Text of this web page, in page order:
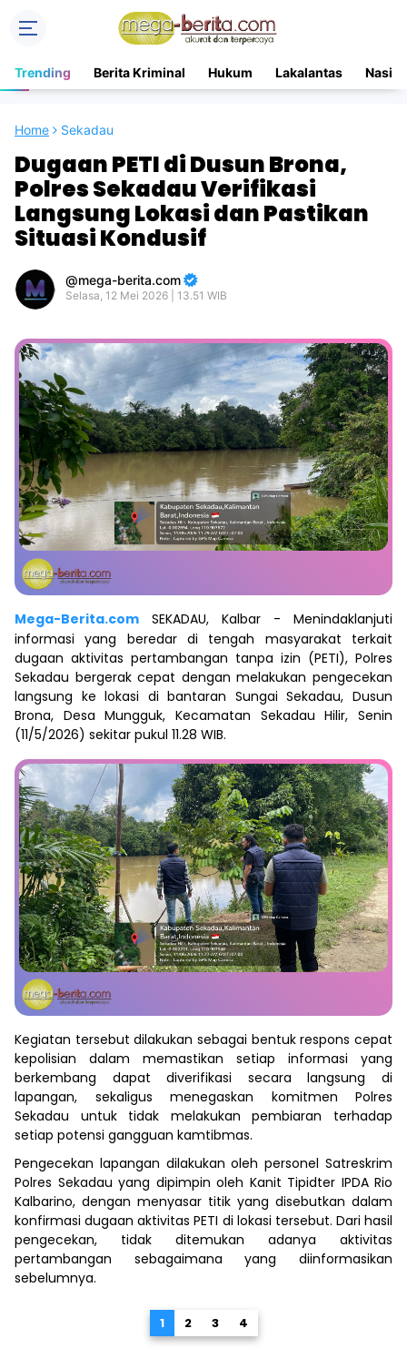
Trending Berita Kriminal Hukum Lakalantas
Home Sekadau
Dugaan PETI di Dusun Brona,
Polres Sekadau Verifikasi
Langsung Lokasi dan Pastikan
Situasi Kondusif
mega-berita.com
Selasa, 12 Mei 2026 | 13.51 WIB
Mega-Berita.com SEKADAU, Kalbar - Menindaklanjuti
informasi yang beredar di tengah masyarakat terkait
dugaan aktivitas pertambangan tanpa izin (PETI), Polres
Sekadau bergerak cepat dengan melakukan pengecekan
langsung ke lokasi di bantaran Sungai Sekadau, Dusun
Brona, Desa Mungguk, Kecamatan Sekadau Hilir, Senin
(11/5/2026) sekitar pukul 11.28 WIB.
Kegiatan tersebut dilakukan sebagai bentuk respons cepat
kepolisian dalam memastikan setiap informasi yang
berkembang dapat diverifikasi secara langsung di
lapangan, sekaligus menegaskan komitmen Polres
Sekadau untuk tidak melakukan pembiaran terhadap
setiap potensi gangguan kamtibmas.
Pengecekan lapangan dilakukan oleh personel Satreskrim
Polres Sekadau yang dipimpin oleh Kanit Tipidter IPDA Rio
Kalbarino, dengan menyasar titik yang disebutkan dalam
konfirmasi dugaan aktivitas PETI di lokasi tersebut. Dari hasil
pengecekan, tidak ditemukan adanya aktivitas
pertambangan sebagaimana yang diinformasikan
sebelumnya.
1 2 3 4